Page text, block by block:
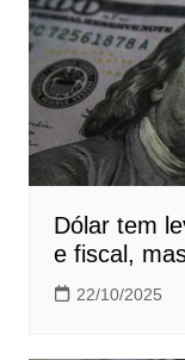
Dólar tem
e fiscal,
22/10/2025